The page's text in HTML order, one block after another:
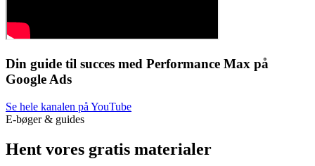
Din guide til succes med Performance Max på
Google Ads
Se hele kanalen på YouTube
E-bøger & guides
Hent vores gratis materialer